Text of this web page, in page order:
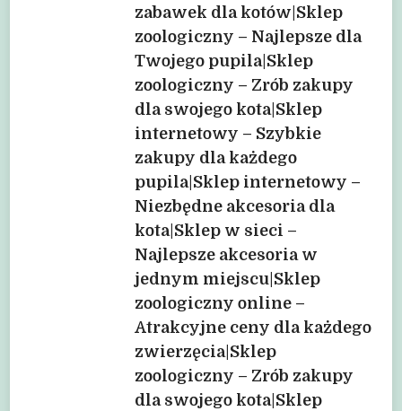
zabawek dla kotów|Sklep
zoologiczny – Najlepsze dla
Twojego pupila|Sklep
zoologiczny – Zrób zakupy
dla swojego kota|Sklep
internetowy – Szybkie
zakupy dla każdego
pupila|Sklep internetowy –
Niezbędne akcesoria dla
kota|Sklep w sieci –
Najlepsze akcesoria w
jednym miejscu|Sklep
zoologiczny online –
Atrakcyjne ceny dla każdego
zwierzęcia|Sklep
zoologiczny – Zrób zakupy
dla swojego kota|Sklep